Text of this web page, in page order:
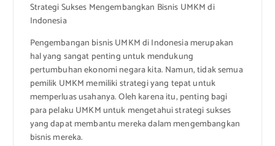
Strategi Sukses Mengembangkan Bisnis UMKM di
Indonesia
Pengembangan bisnis UMKM di Indonesia merupakan
hal yang sangat penting untuk mendukung
pertumbuhan ekonomi negara kita. Namun, tidak semua
pemilik UMKM memiliki strategi yang tepat untuk
memperluas usahanya. Oleh karena itu, penting bagi
para pelaku UMKM untuk mengetahui strategi sukses
yang dapat membantu mereka dalam mengembangkan
bisnis mereka.